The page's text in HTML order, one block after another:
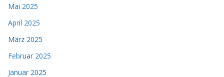
Mai 2025
April 2025
März 2025
Februar 2025
Januar 2025